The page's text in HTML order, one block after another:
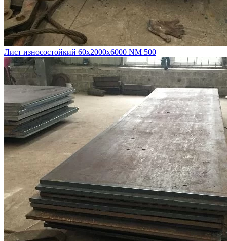
Лист износостойкий 60х2000х6000 NM 500